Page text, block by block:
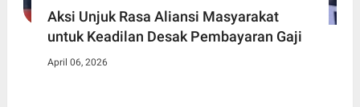
Aksi Unjuk Rasa Aliansi Masyarakat
untuk Keadilan Desak Pembayaran Gaji
April 06, 2026